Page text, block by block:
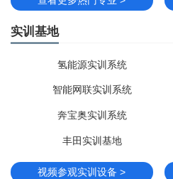
实训基地
氢能源实训系统
智能网联实训系统
奔宝奥实训系统
丰田实训基地
视频参观实训设备 >